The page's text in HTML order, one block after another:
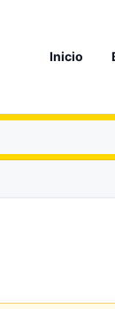
Inicio